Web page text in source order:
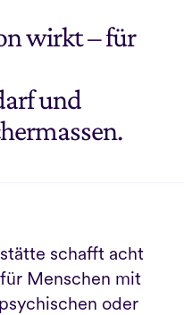
wirkt – für
und
schafft acht
Menschen mit
oder